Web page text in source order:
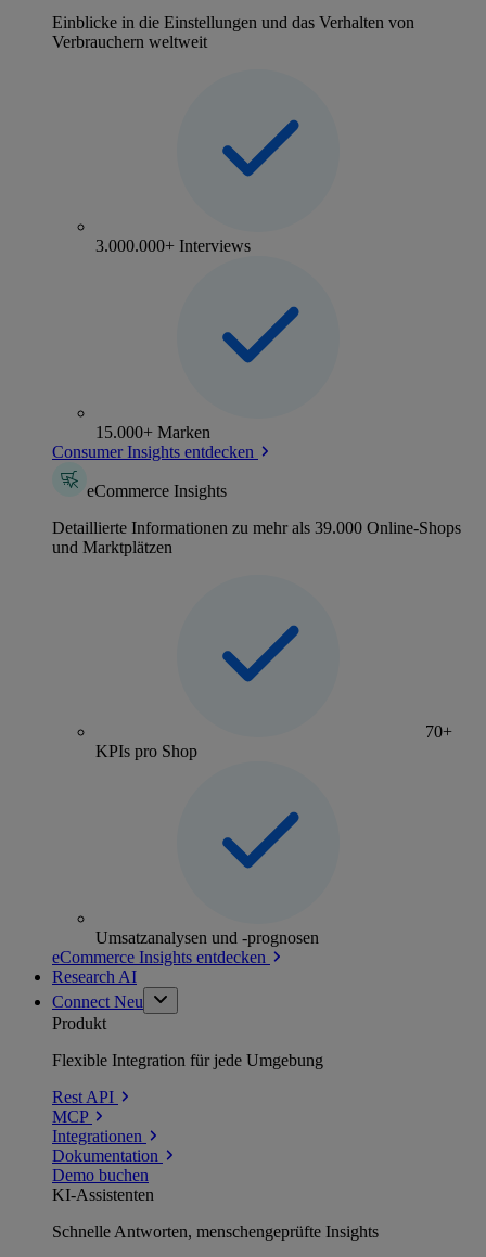
Einblicke in die Einstellungen und das Verhalten von
Verbrauchern weltweit
3.000.000+ Interviews
15.000+ Marken
Consumer Insights entdecken
eCommerce Insights
Detaillierte Informationen zu mehr als 39.000 Online-Shops
und Marktplätzen
70+
KPIs pro Shop
Umsatzanalysen und -prognosen
eCommerce Insights entdecken
Research AI
Connect Neu
Produkt
Flexible Integration für jede Umgebung
Rest API
MCP
Integrationen
Dokumentation
Demo buchen
KI-Assistenten
Schnelle Antworten, menschengeprüfte Insights